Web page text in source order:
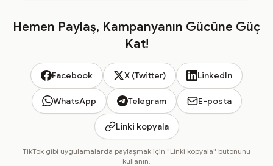
Hemen Paylaş, Kampanyanın Gücüne Güç
Kat!
Facebook X (Twitter) LinkedIn
WhatsApp Telegram E-posta
Linki kopyala
TikTok gibi uygulamalarda paylaşmak için "Linki kopyala" butonunu
kullanın.